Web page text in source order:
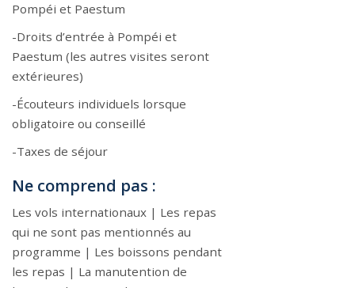
Pompéi et Paestum
-Droits d’entrée à Pompéi et
Paestum (les autres visites seront
extérieures)
-Écouteurs individuels lorsque
obligatoire ou conseillé
-Taxes de séjour
Ne comprend pas :
Les vols internationaux | Les repas
qui ne sont pas mentionnés au
programme | Les boissons pendant
les repas | La manutention de